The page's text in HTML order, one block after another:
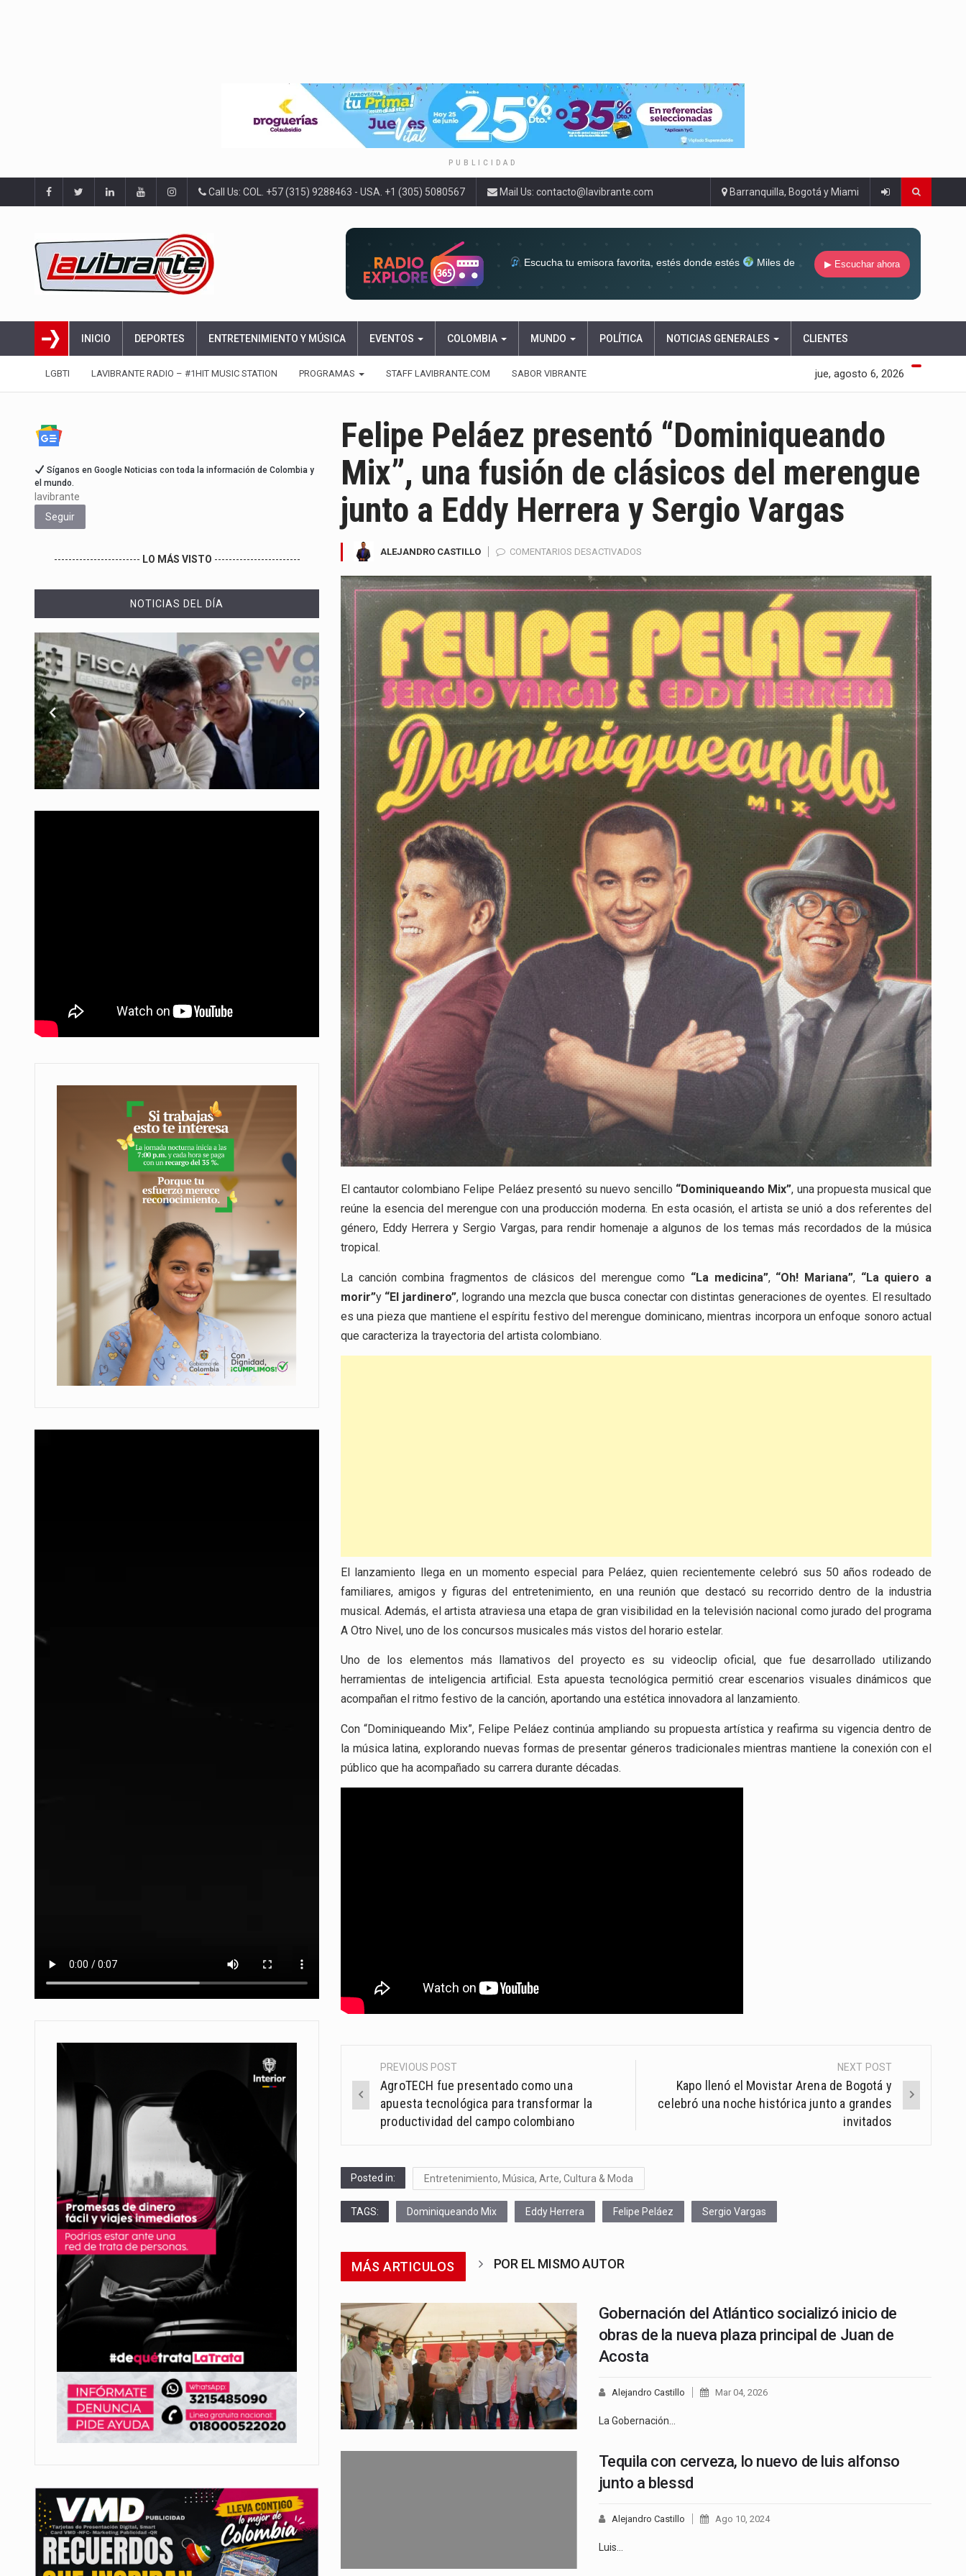
PUBLICIDAD
Call Us: COL. +57 (315) 9288463 - USA. +1 (305) 5080567 Mail Us: contacto@lavibrante.com Barranquilla, Bogotá y Miami
Escucha tu emisora favorita, estés donde estés
Miles de
▶ Escuchar ahora
INICIO DEPORTES ENTRETENIMIENTO Y MÚSICA EVENTOS COLOMBIA MUNDO POLÍTICA NOTICIAS GENERALES CLIENTES
LGBTI LAVIBRANTE RADIO – #1HIT MUSIC STATION PROGRAMAS STAFF LAVIBRANTE.COM SABOR VIBRANTE jue, agosto 6, 2026
Felipe Peláez presentó “Dominiqueando
Mix”, una fusión de clásicos del merengue
junto a Eddy Herrera y Sergio Vargas
ALEJANDRO CASTILLO COMENTARIOS DESACTIVADOS
PELÁEZ
PRESENTÓ
“DOMINIQUEANDO
MIX”,
UNA
FUSIÓN
DE
CLÁSICOS
DEL
MERENGUE
JUNTO
A
EDDY
HERRERA
Y
SERGIO
VARGAS
El cantautor colombiano Felipe Peláez presentó su nuevo sencillo “Dominiqueando Mix”, una propuesta musical que
reúne la esencia del merengue con una producción moderna. En esta ocasión, el artista se unió a dos referentes del
género, Eddy Herrera y Sergio Vargas, para rendir homenaje a algunos de los temas más recordados de la música
tropical.
La canción combina fragmentos de clásicos del merengue como “La medicina”, “Oh! Mariana”, “La quiero a
morir”y “El jardinero”, logrando una mezcla que busca conectar con distintas generaciones de oyentes. El resultado
es una pieza que mantiene el espíritu festivo del merengue dominicano, mientras incorpora un enfoque sonoro actual
que caracteriza la trayectoria del artista colombiano.
El lanzamiento llega en un momento especial para Peláez, quien recientemente celebró sus 50 años rodeado de
familiares, amigos y figuras del entretenimiento, en una reunión que destacó su recorrido dentro de la industria
musical. Además, el artista atraviesa una etapa de gran visibilidad en la televisión nacional como jurado del programa
A Otro Nivel, uno de los concursos musicales más vistos del horario estelar.
Uno de los elementos más llamativos del proyecto es su videoclip oficial, que fue desarrollado utilizando
herramientas de inteligencia artificial. Esta apuesta tecnológica permitió crear escenarios visuales dinámicos que
acompañan el ritmo festivo de la canción, aportando una estética innovadora al lanzamiento.
Con “Dominiqueando Mix”, Felipe Peláez continúa ampliando su propuesta artística y reafirma su vigencia dentro de
la música latina, explorando nuevas formas de presentar géneros tradicionales mientras mantiene la conexión con el
público que ha acompañado su carrera durante décadas.
Post
navigation
PREVIOUS POST
AgroTECH fue presentado como una
apuesta tecnológica para transformar la
productividad del campo colombiano
NEXT POST
Kapo llenó el Movistar Arena de Bogotá y
celebró una noche histórica junto a grandes
invitados
Posted in: Entretenimiento, Música, Arte, Cultura & Moda
TAGS: Dominiqueando Mix Eddy Herrera Felipe Peláez Sergio Vargas
MÁS ARTICULOS POR EL MISMO AUTOR
Gobernación del Atlántico socializó inicio de
obras de la nueva plaza principal de Juan de
Acosta
Alejandro Castillo Mar 04, 2026
La Gobernación…
Tequila con cerveza, lo nuevo de luis alfonso
junto a blessd
Alejandro Castillo Ago 10, 2024
Luis…
Síganos en Google Noticias con toda la información de Colombia y
el mundo.
lavibrante
Seguir
------------------------ LO MÁS VISTO ------------------------
NOTICIAS DEL DÍA